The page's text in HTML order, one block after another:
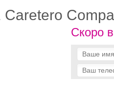
Caretero
Скоро